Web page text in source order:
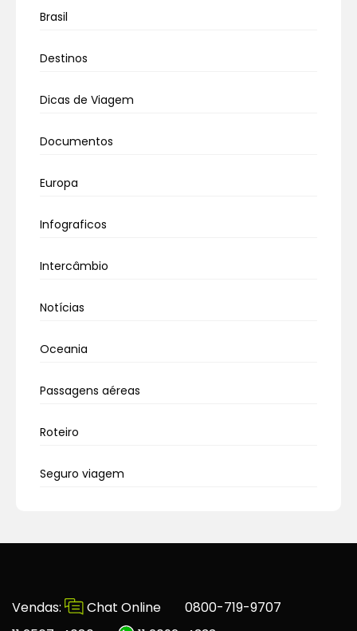
Brasil
Destinos
Dicas de Viagem
Documentos
Europa
Infograficos
Intercâmbio
Notícias
Oceania
Passagens aéreas
Roteiro
Seguro viagem
Vendas: Chat Online
0800-719-9707